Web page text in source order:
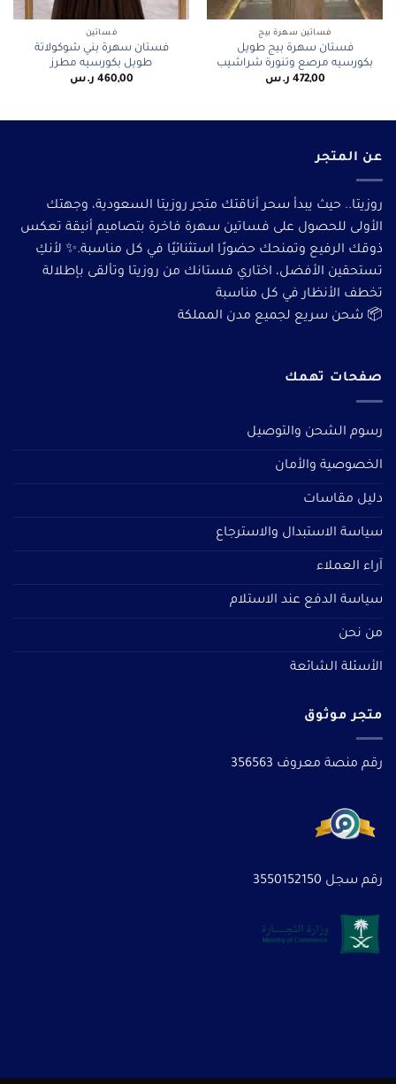
فساتين سهرة بيج
فستان سهرة بيج طويل
بكورسيه مرصع وتنورة شراشيب
472,00 ر.س
فساتين
فستان سهرة بني شوكولاتة
طويل بكورسيه مطرز
460,00 ر.س
عن المتجر
روزيتا.. حيث يبدأ سحر أناقتك متجر روزيتا السعودية، وجهتك
الأولى للحصول على فساتين سهرة فاخرة بتصاميم أنيقة تعكس
ذوقك الرفيع وتمنحك حضورًا استثنائيًا في كل مناسبة.✨ لأنكِ
تستحقين الأفضل، اختاري فستانك من روزيتا وتألقى بإطلالة
تخطف الأنظار في كل مناسبة
📦 شحن سريع لجميع مدن المملكة
صفحات تهمك
رسوم الشحن والتوصيل
الخصوصية والأمان
دليل مقاسات
سياسة الاستبدال والاسترجاع
آراء العملاء
سياسة الدفع عند الاستلام
من نحن
الأسئلة الشائعة
متجر موثوق
رقم منصة معروف 356563
رقم سجل 3550152150